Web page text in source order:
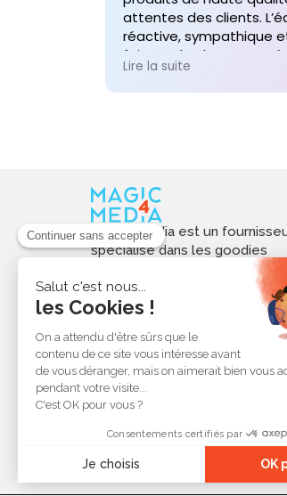
attentes des clients.
réactive, sympathique
faisant de chaque
plaisir. Je recommande
services pour toute
Lire la suite
Magic4media est un
spécialisé dans les goodies
personnalisés et objets
pour les entreprises. Nous
sélectionnons des produits
tendances et responsables
valoriser votre image de
soutenir vos actions de
communication et réussir vos
opérations événementielles,